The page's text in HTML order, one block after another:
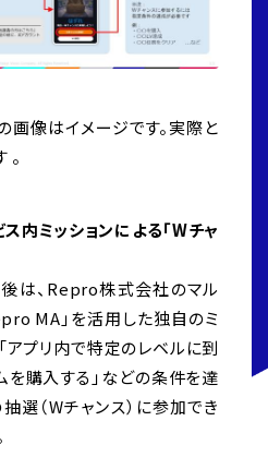
像はイメージです。実際と
内ミッションによる「Wチャ
は、Repro株式会社のマル
MA」を活用した独自のミ
アプリ内で特定のレベルに到
を購入する」などの条件を達
選（Wチャンス）に参加でき